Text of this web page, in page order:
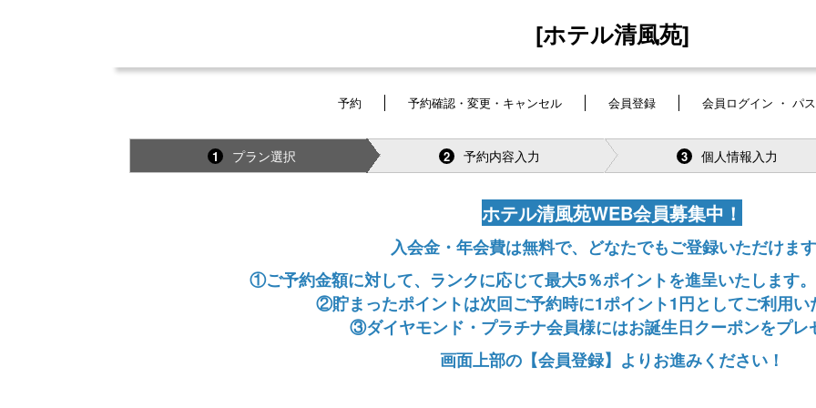
[ホテル清風苑]
予約 予約確認・変更・キャンセル 会員登録 会員ログイン ・ パ
1 プラン選択 2 予約内容入力 3 個人情報入力
ホテル清風苑WEB会員募集中！
入会金・年会費は無料で、どなたでもご登録いただけま
①ご予約金額に対して、ランクに応じて最大5％ポイントを進呈いたします
②貯まったポイントは次回ご予約時に1ポイント1円としてご利用い
③ダイヤモンド・プラチナ会員様にはお誕生日クーポンをプレ
画面上部の【会員登録】よりお進みください！